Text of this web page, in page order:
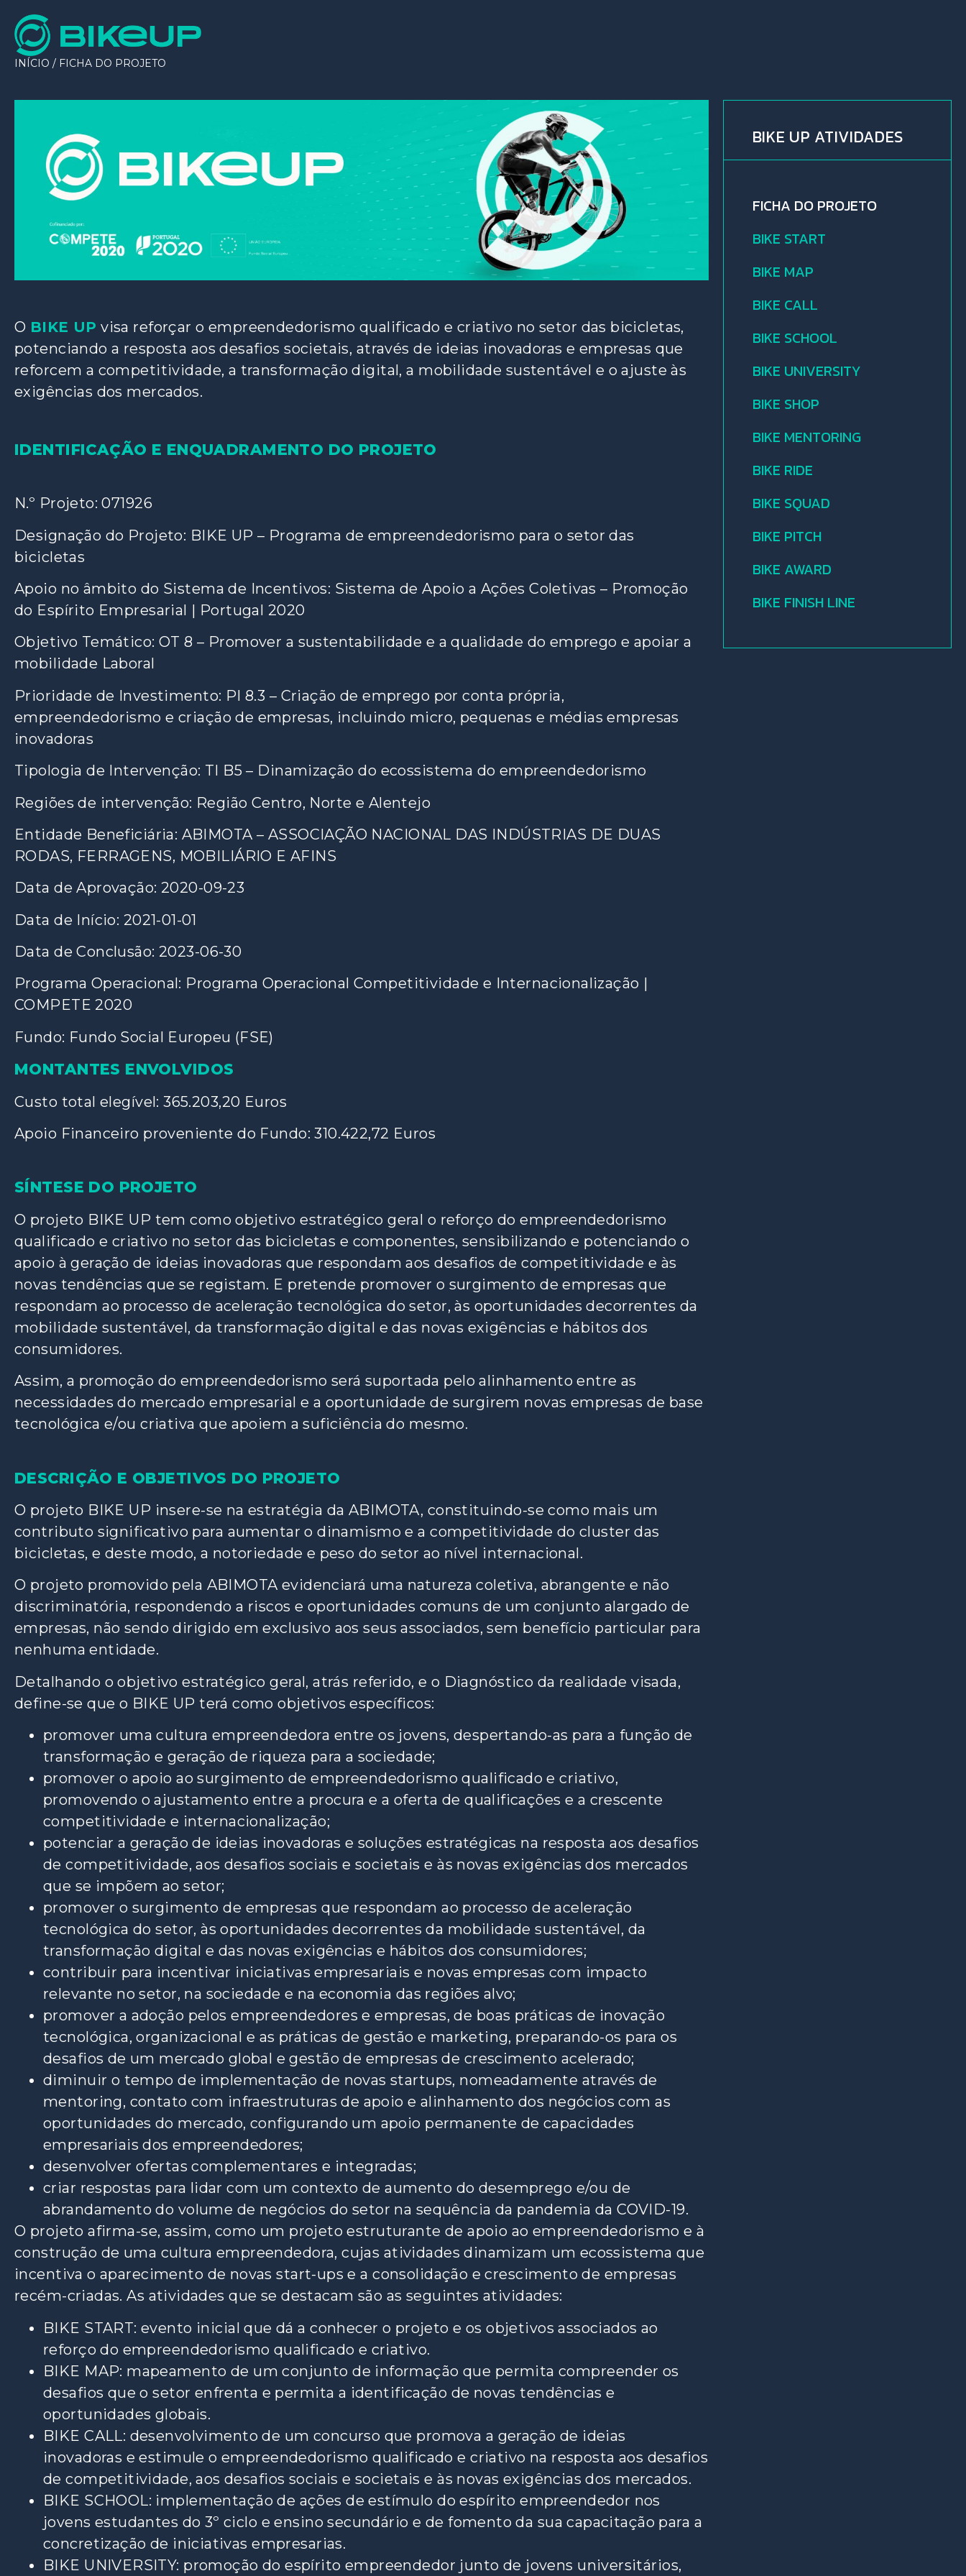
INÍCIO / FICHA DO PROJETO
O BIKE UP visa reforçar o empreendedorismo qualificado e criativo no setor das bicicletas,
potenciando a resposta aos desafios societais, através de ideias inovadoras e empresas que
reforcem a competitividade, a transformação digital, a mobilidade sustentável e o ajuste às
exigências dos mercados.
IDENTIFICAÇÃO E ENQUADRAMENTO DO PROJETO
N.º Projeto: 071926
Designação do Projeto: BIKE UP – Programa de empreendedorismo para o setor das
bicicletas
Apoio no âmbito do Sistema de Incentivos: Sistema de Apoio a Ações Coletivas – Promoção
do Espírito Empresarial | Portugal 2020
Objetivo Temático: OT 8 – Promover a sustentabilidade e a qualidade do emprego e apoiar a
mobilidade Laboral
Prioridade de Investimento: PI 8.3 – Criação de emprego por conta própria,
empreendedorismo e criação de empresas, incluindo micro, pequenas e médias empresas
inovadoras
Tipologia de Intervenção: TI B5 – Dinamização do ecossistema do empreendedorismo
Regiões de intervenção: Região Centro, Norte e Alentejo
Entidade Beneficiária: ABIMOTA – ASSOCIAÇÃO NACIONAL DAS INDÚSTRIAS DE DUAS
RODAS, FERRAGENS, MOBILIÁRIO E AFINS
Data de Aprovação: 2020-09-23
Data de Início: 2021-01-01
Data de Conclusão: 2023-06-30
Programa Operacional: Programa Operacional Competitividade e Internacionalização |
COMPETE 2020
Fundo: Fundo Social Europeu (FSE)
MONTANTES ENVOLVIDOS
Custo total elegível: 365.203,20 Euros
Apoio Financeiro proveniente do Fundo: 310.422,72 Euros
SÍNTESE DO PROJETO
O projeto BIKE UP tem como objetivo estratégico geral o reforço do empreendedorismo
qualificado e criativo no setor das bicicletas e componentes, sensibilizando e potenciando o
apoio à geração de ideias inovadoras que respondam aos desafios de competitividade e às
novas tendências que se registam. E pretende promover o surgimento de empresas que
respondam ao processo de aceleração tecnológica do setor, às oportunidades decorrentes da
mobilidade sustentável, da transformação digital e das novas exigências e hábitos dos
consumidores.
Assim, a promoção do empreendedorismo será suportada pelo alinhamento entre as
necessidades do mercado empresarial e a oportunidade de surgirem novas empresas de base
tecnológica e/ou criativa que apoiem a suficiência do mesmo.
DESCRIÇÃO E OBJETIVOS DO PROJETO
O projeto BIKE UP insere-se na estratégia da ABIMOTA, constituindo-se como mais um
contributo significativo para aumentar o dinamismo e a competitividade do cluster das
bicicletas, e deste modo, a notoriedade e peso do setor ao nível internacional.
O projeto promovido pela ABIMOTA evidenciará uma natureza coletiva, abrangente e não
discriminatória, respondendo a riscos e oportunidades comuns de um conjunto alargado de
empresas, não sendo dirigido em exclusivo aos seus associados, sem benefício particular para
nenhuma entidade.
Detalhando o objetivo estratégico geral, atrás referido, e o Diagnóstico da realidade visada,
define-se que o BIKE UP terá como objetivos específicos:
promover uma cultura empreendedora entre os jovens, despertando-as para a função de
transformação e geração de riqueza para a sociedade;
promover o apoio ao surgimento de empreendedorismo qualificado e criativo,
promovendo o ajustamento entre a procura e a oferta de qualificações e a crescente
competitividade e internacionalização;
potenciar a geração de ideias inovadoras e soluções estratégicas na resposta aos desafios
de competitividade, aos desafios sociais e societais e às novas exigências dos mercados
que se impõem ao setor;
promover o surgimento de empresas que respondam ao processo de aceleração
tecnológica do setor, às oportunidades decorrentes da mobilidade sustentável, da
transformação digital e das novas exigências e hábitos dos consumidores;
contribuir para incentivar iniciativas empresariais e novas empresas com impacto
relevante no setor, na sociedade e na economia das regiões alvo;
promover a adoção pelos empreendedores e empresas, de boas práticas de inovação
tecnológica, organizacional e as práticas de gestão e marketing, preparando-os para os
desafios de um mercado global e gestão de empresas de crescimento acelerado;
diminuir o tempo de implementação de novas startups, nomeadamente através de
mentoring, contato com infraestruturas de apoio e alinhamento dos negócios com as
oportunidades do mercado, configurando um apoio permanente de capacidades
empresariais dos empreendedores;
desenvolver ofertas complementares e integradas;
criar respostas para lidar com um contexto de aumento do desemprego e/ou de
abrandamento do volume de negócios do setor na sequência da pandemia da COVID-19.
O projeto afirma-se, assim, como um projeto estruturante de apoio ao empreendedorismo e à
construção de uma cultura empreendedora, cujas atividades dinamizam um ecossistema que
incentiva o aparecimento de novas start-ups e a consolidação e crescimento de empresas
recém-criadas. As atividades que se destacam são as seguintes atividades:
BIKE START: evento inicial que dá a conhecer o projeto e os objetivos associados ao
reforço do empreendedorismo qualificado e criativo.
BIKE MAP: mapeamento de um conjunto de informação que permita compreender os
desafios que o setor enfrenta e permita a identificação de novas tendências e
oportunidades globais.
BIKE CALL: desenvolvimento de um concurso que promova a geração de ideias
inovadoras e estimule o empreendedorismo qualificado e criativo na resposta aos desafios
de competitividade, aos desafios sociais e societais e às novas exigências dos mercados.
BIKE SCHOOL: implementação de ações de estímulo do espírito empreendedor nos
jovens estudantes do 3º ciclo e ensino secundário e de fomento da sua capacitação para a
concretização de iniciativas empresarias.
BIKE UNIVERSITY: promoção do espírito empreendedor junto de jovens universitários,
BIKE UP ATIVIDADES
FICHA DO PROJETO
BIKE START
BIKE MAP
BIKE CALL
BIKE SCHOOL
BIKE UNIVERSITY
BIKE SHOP
BIKE MENTORING
BIKE RIDE
BIKE SQUAD
BIKE PITCH
BIKE AWARD
BIKE FINISH LINE